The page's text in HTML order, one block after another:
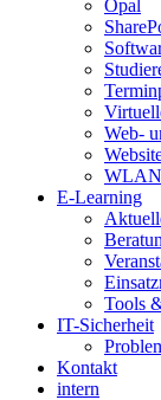
Opal
Web-
WLAN
E-Learning
Tools
IT-Sicherheit
Kontakt
intern